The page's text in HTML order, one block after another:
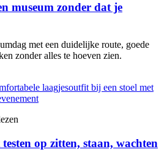
museum zonder dat je
met een duidelijke route, goede
zonder alles te hoeven zien.
op zitten, staan, wachten